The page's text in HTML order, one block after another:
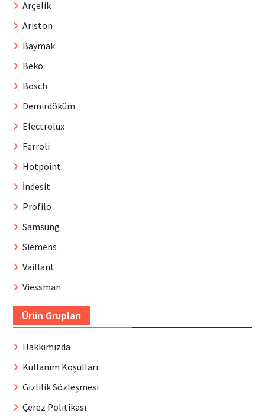
Arçelik
Ariston
Baymak
Beko
Bosch
Demirdöküm
Electrolux
Ferroli
Hotpoint
İndesit
Profilo
Samsung
Siemens
Vaillant
Viessman
Ürün Grupları
Hakkımızda
Kullanım Koşulları
Gizlilik Sözleşmesi
Çerez Politikası